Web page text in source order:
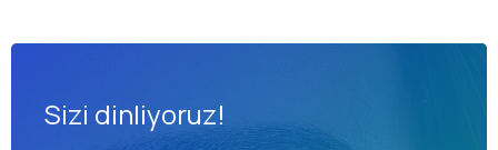
Sizi dinliyoruz!